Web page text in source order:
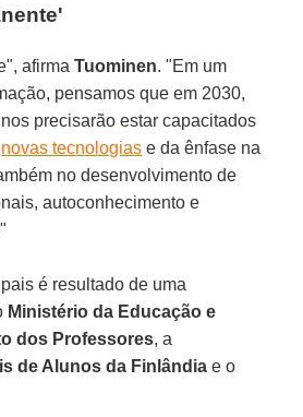
afirmaTuominen. "Em um
pensamos que em 2030,
precisarão estar capacitados
novas tecnologias e da ênfase na
no desenvolvimento de
autoconhecimento e
é resultado de uma
Ministério da Educação e
dos Professores, a
de Alunos da Finlândia e o